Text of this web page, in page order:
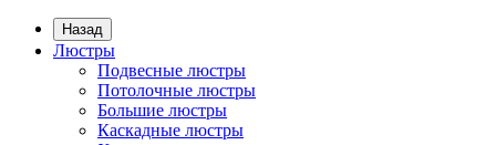
Назад
Люстры
Подвесные люстры
Потолочные люстры
Большие люстры
Каскадные люстры